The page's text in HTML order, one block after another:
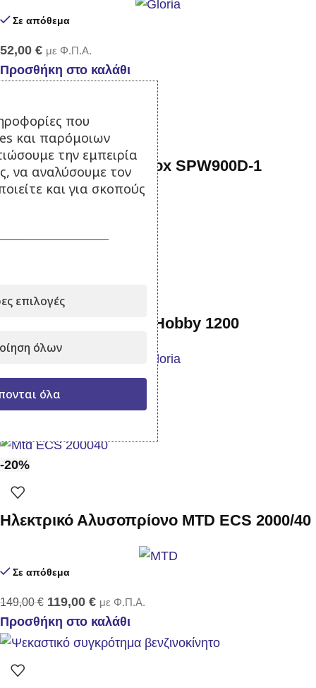
Σε απόθεμα
52,00 € με Φ.Π.Α.
Προσθήκη στο καλάθι
Αντλία ακαθάρτων Inox SPW900D-1
Σε απόθεμα
Ψεκαστήρας πλάτης Hobby 1200
-20%
Ηλεκτρικό Αλυσοπρίονο MTD ECS 2000/40
Σε απόθεμα
149,00€ 119,00 € με Φ.Π.Α.
Προσθήκη στο καλάθι
που
και παρόμοιων
την εμπειρία
να αναλύσουμε τον
και για σκοπούς
επιλογές
όλων
όλα